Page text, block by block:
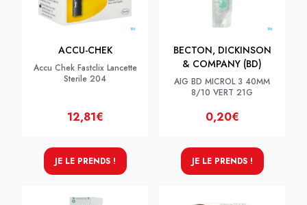
ACCU-CHEK
Accu Chek Fastclix Lancette
Sterile 204
12,81€
JE LE PRENDS !
BECTON, DICKINSON
& COMPANY (BD)
AIG BD MICROL 3 40MM
8/10 VERT 21G
0,20€
JE LE PRENDS !